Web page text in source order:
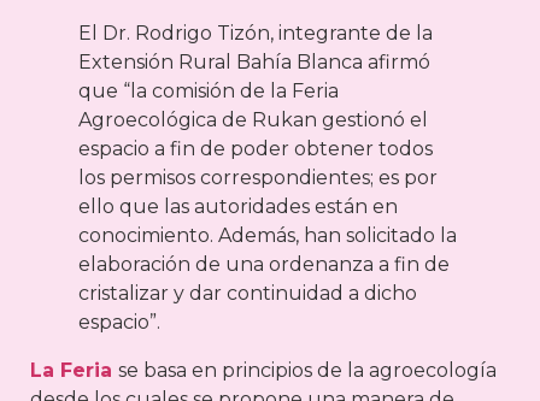
El Dr. Rodrigo Tizón, integrante de la
Extensión Rural Bahía Blanca afirmó
que “la comisión de la Feria
Agroecológica de Rukan gestionó el
espacio a fin de poder obtener todos
los permisos correspondientes; es por
ello que las autoridades están en
conocimiento. Además, han solicitado la
elaboración de una ordenanza a fin de
cristalizar y dar continuidad a dicho
espacio”.
La Feria se basa en principios de la agroecología